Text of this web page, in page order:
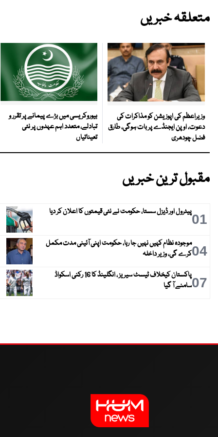
متعلقہ خبریں
وزیراعظم کی اپوزیشن کو مذاکرات کی
دعوت، اوپن ایجنڈے پر بات ہوگی، طارق
فضل چودھری
بیوروکریسی میں بڑے پیمانے پر تقرر و
تبادلے، متعدد اہم عہدوں پر نئی
تعیناتیاں
مقبول ترین خبریں
01پیٹرول اور ڈیزل سستا، حکومت نے نئی قیمتوں کا اعلان کر دیا
04موجودہ نظام کہیں نہیں جا رہا، حکومت اپنی آئینی مدت مکمل
کرے گی، وزیر داخلہ
07
پاکستان کیخلاف ٹیسٹ سیریز ، انگلینڈ کا 16 رکنی اسکواڈ
سامنے آ گیا